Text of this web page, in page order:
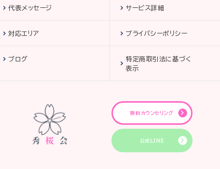
代表メッセージ サービス詳細
対応エリア プライバシーポリシー
ブログ
特定商取引法に基づく
表示
無料カウンセリング
公式LINE